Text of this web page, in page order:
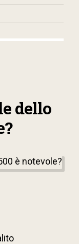
dello